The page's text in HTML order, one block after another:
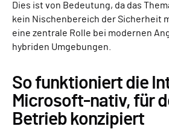
Dies ist von Bedeutung, da das
kein Nischenbereich der Sicherheit
eine zentrale Rolle bei modernen
hybriden Umgebungen.
So funktioniert die
Microsoft-nativ, für
Betrieb konzipiert